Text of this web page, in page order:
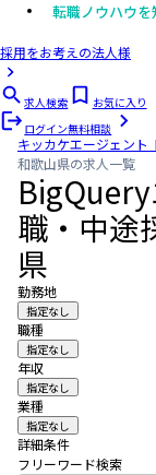
転職ノウハウを
採用をお考えの法人様
求人検索
お気に入り
ログイン無料相談
キッカケエージェント
和歌山県の求人一覧
職・中途
県
勤務地
指定なし
職種
指定なし
年収
指定なし
業種
指定なし
詳細条件
フリーワード検索